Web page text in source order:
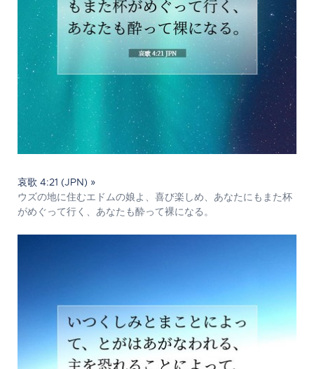
哀歌 4:21 (JPN) »
ウズの地に住むエドムの娘よ、喜び楽しめ、あなたにもまた杯
がめぐって行く、あなたも酔って裸になる。